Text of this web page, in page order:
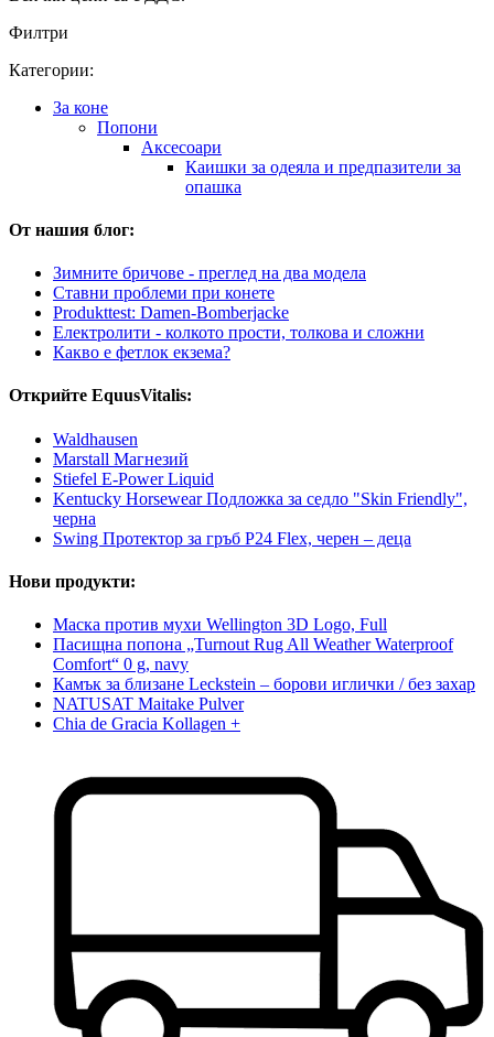
Филтри
Категории:
За коне
Попони
Аксесоари
Каишки за одеяла и предпазители за
опашка
От нашия блог:
Зимните бричове - преглед на два модела
Ставни проблеми при конете
Produkttest: Damen-Bomberjacke
Електролити - колкото прости, толкова и сложни
Какво е фетлок екзема?
Открийте EquusVitalis:
Waldhausen
Marstall Магнезий
Stiefel E-Power Liquid
Kentucky Horsewear Подложка за седло "Skin Friendly",
черна
Swing Протектор за гръб P24 Flex, черен – деца
Нови продукти:
Маска против мухи Wellington 3D Logo, Full
Пасищна попона „Turnout Rug All Weather Waterproof
Comfort“ 0 g, navy
Камък за близане Leckstein – борови иглички / без захар
NATUSAT Maitake Pulver
Chia de Gracia Kollagen +